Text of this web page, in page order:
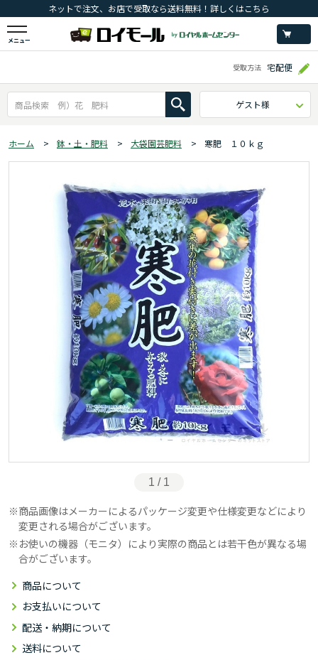
ネットで注文、お店で受取なら送料無料！詳しくはこちら
メニュー
受取方法 宅配便
ゲスト様
ホーム > 鉢・土・肥料 > 大袋園芸肥料 > 寒肥 １０ｋｇ
1 / 1
商品画像はメーカーによるパッケージ変更や仕様変更などにより
変更される場合がございます。
お使いの機器（モニタ）により実際の商品とは若干色が異なる場
合がございます。
商品について
お支払いについて
配送・納期について
送料について